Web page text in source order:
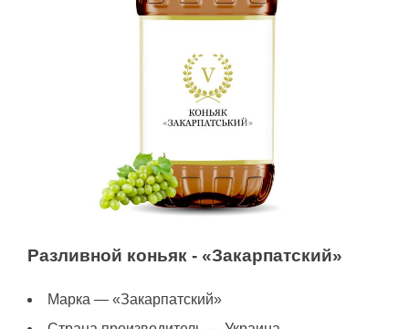
Разливной коньяк - «Закарпатский»
Марка — «Закарпатский»